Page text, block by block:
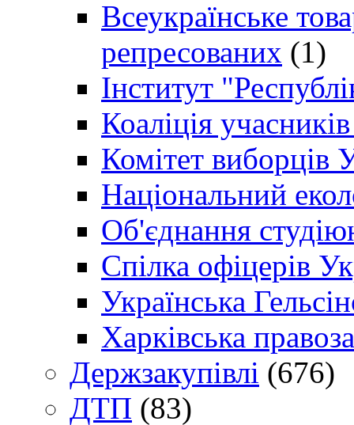
Всеукраїнське
репресованих (1)
Інститут
Коаліція
Комітет виборців
Національний
Об'єднання
Спілка офіцерів
Українська
Харківська
Держзакупівлі (676)
ДТП (83)